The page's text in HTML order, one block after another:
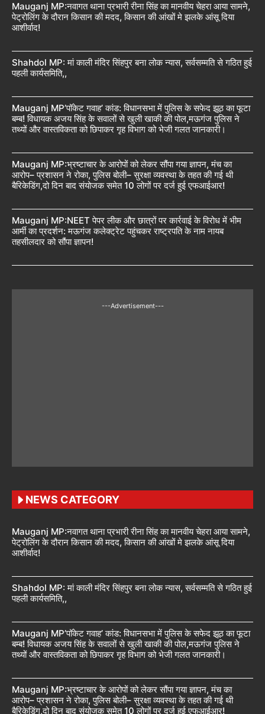
Mauganj MP:नवागत थाना प्रभारी रीना सिंह का मानवीय चेहरा आया सामने,
पेट्रोलिंग के दौरान किसान की मदद, किसान की आंखों मे झलके आंसू दिया
आशीर्वाद!
Shahdol MP: मां काली मंदिर सिंहपुर बना लोक न्यास, सर्वसम्मति से गठित हुई
पहली कार्यसमिति,,
Mauganj MP’पॉकेट गवाह’ कांड: विधानसभा में पुलिस के सफेद झूठ का फूटा
बम्ब! विधायक अजय सिंह के सवालों से खुली खाकी की पोल,मऊगंज पुलिस ने
तथ्यों और वास्तविकता को छिपाकर गृह विभाग को भेजी गलत जानकारी।
Mauganj MP:भ्रष्टाचार के आरोपों को लेकर सौंपा गया ज्ञापन, मंच का
आरोप– प्रशासन ने रोका, पुलिस बोली– सुरक्षा व्यवस्था के तहत की गई थी
बैरिकेडिंग,दो दिन बाद संयोजक समेत 10 लोगों पर दर्ज हुई एफआईआर!
Mauganj MP:NEET पेपर लीक और छात्रों पर कार्रवाई के विरोध में भीम
आर्मी का प्रदर्शन: मऊगंज कलेक्ट्रेट पहुंचकर राष्ट्रपति के नाम नायब
तहसीलदार को सौंपा ज्ञापन!
---Advertisement---
NEWS CATEGORY
Mauganj MP:नवागत थाना प्रभारी रीना सिंह का मानवीय चेहरा आया सामने,
पेट्रोलिंग के दौरान किसान की मदद, किसान की आंखों मे झलके आंसू दिया
आशीर्वाद!
Shahdol MP: मां काली मंदिर सिंहपुर बना लोक न्यास, सर्वसम्मति से गठित हुई
पहली कार्यसमिति,,
Mauganj MP’पॉकेट गवाह’ कांड: विधानसभा में पुलिस के सफेद झूठ का फूटा
बम्ब! विधायक अजय सिंह के सवालों से खुली खाकी की पोल,मऊगंज पुलिस ने
तथ्यों और वास्तविकता को छिपाकर गृह विभाग को भेजी गलत जानकारी।
Mauganj MP:भ्रष्टाचार के आरोपों को लेकर सौंपा गया ज्ञापन, मंच का
आरोप– प्रशासन ने रोका, पुलिस बोली– सुरक्षा व्यवस्था के तहत की गई थी
बैरिकेडिंग,दो दिन बाद संयोजक समेत 10 लोगों पर दर्ज हुई एफआईआर!